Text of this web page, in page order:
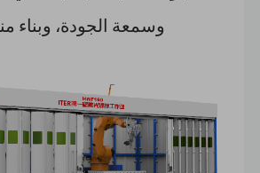
وسمعة الجودة، وبناء